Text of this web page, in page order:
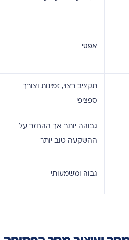
אפסי
תקציב רצוי, זמינות וצורך
ספציפי
גבוהה יותר אך ההחזר על
ההשקעה טוב יותר
גבוה ומשמעותי